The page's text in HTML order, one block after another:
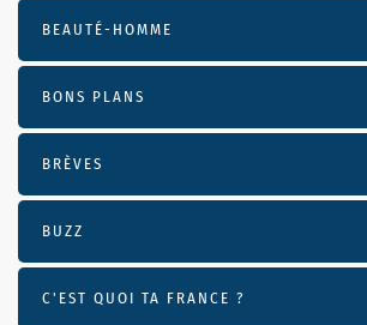
BEAUTÉ-HOMME
BONS PLANS
BRÈVES
BUZZ
C'EST QUOI TA FRANCE ?